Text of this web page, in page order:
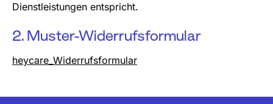
Dienstleistungen entspricht.
2. Muster-Widerrufsformular
heycare_Widerrufsformular